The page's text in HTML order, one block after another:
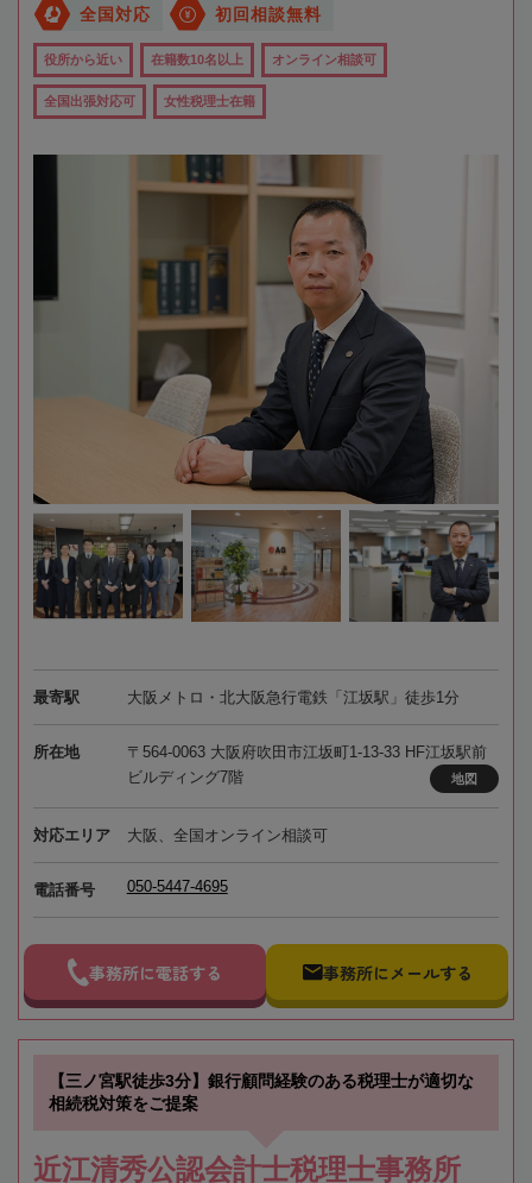
全国対応 初回相談無料
役所から近い 在籍数10名以上 オンライン相談可
全国出張対応可 女性税理士在籍
最寄駅 大阪メトロ・北大阪急行電鉄「江坂駅」徒歩1分
所在地
〒564-0063 大阪府吹田市江坂町1-13-33 HF江坂駅前
ビルディング7階
地図
対応エリア 大阪、全国オンライン相談可
電話番号 050-5447-4695
事務所に電話する 事務所にメールする
【三ノ宮駅徒歩3分】銀行顧問経験のある税理士が適切な
相続税対策をご提案
近江清秀公認会計士税理士事務所